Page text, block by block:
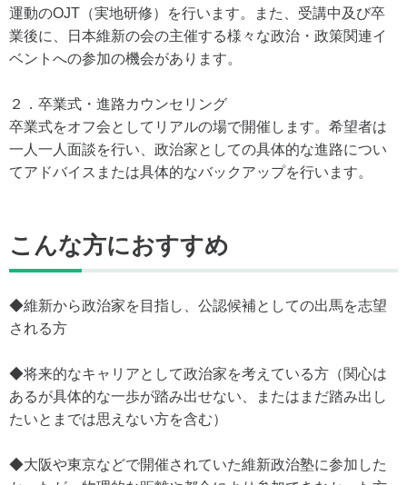
運動のOJT（実地研修）を行います。また、受講中及び卒
業後に、日本維新の会の主催する様々な政治・政策関連イ
ベントへの参加の機会があります。
２．卒業式・進路カウンセリング
卒業式をオフ会としてリアルの場で開催します。希望者は
一人一人面談を行い、政治家としての具体的な進路につい
てアドバイスまたは具体的なバックアップを行います。
こんな方におすすめ
◆維新から政治家を目指し、公認候補としての出馬を志望
される方
◆将来的なキャリアとして政治家を考えている方（関心は
あるが具体的な一歩が踏み出せない、またはまだ踏み出し
たいとまでは思えない方を含む）
◆大阪や東京などで開催されていた維新政治塾に参加した